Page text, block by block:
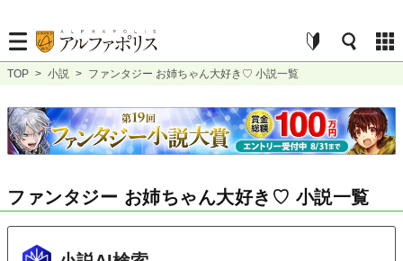
TOP > 小説 > ファンタジー お姉ちゃん大好き♡ 小説一覧
ファンタジー お姉ちゃん大好き♡ 小説一覧